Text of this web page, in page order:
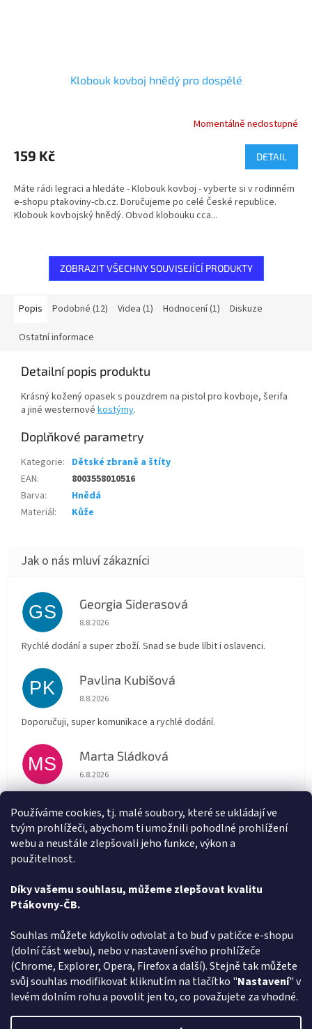
Používáme cookies, tj. malé soubory, které se ukládají ve
tvým prohlížeči, abychom ti umožnili pohodlné prohlížení
webu a neustále zlepšovali jeho funkce, výkon a
použitelnost.
Díky vašemu souhlasu, můžeme zlepšovat kvalitu
Ptákovny-ČB.
Souhlas můžete kdykoliv odvolat a to buď v patičce e-shopu
(dolní část webu), nebo v nastavení svého prohlížeče
(Chrome, Explorer, Opera, Firefox a další). Stejně tak můžete
svůj souhlas modifikovat kliknutím na tlačítko "Nastavení" v
levém dolním rohu a povolit jen to, co považujete za vhodné.
Klobouk kovboj hnědý pro dospělé
produktu
je
z
5
hvězdiček.
Momentálně nedostupné
159 Kč DETAIL
Máte rádi legraci a hledáte - Klobouk kovboj - vyberte si v rodinném
e-shopu ptakoviny-cb.cz. Doručujeme po celé České republice.
Klobouk kovbojský hnědý. Obvod klobouku cca...
ZOBRAZIT VŠECHNY SOUVISEJÍCÍ PRODUKTY
Popis Podobné (12) Videa (1) Hodnocení (1) Diskuze
Ostatní informace
Detailní popis produktu
Krásný kožený opasek s pouzdrem na pistol pro kovboje, šerifa
a jiné westernové kostýmy.
Doplňkové parametry
Kategorie: Dětské zbraně a štíty
EAN:
8003558010516
Barva:
Hnědá
Materiál: Kůže
GS Georgia Siderasová
Hodnocení obchodu je 5 z 5 hvězdiček.
8.8.2026
Rychlé dodání a super zboží. Snad se bude líbit i oslavenci.
PK Pavlina Kubišová
Hodnocení obchodu je 5 z 5 hvězdiček.
8.8.2026
Doporučuji, super komunikace a rychlé dodání.
MS Marta Sládková
Hodnocení obchodu je 5 z 5 hvězdiček.
6.8.2026
AT Alena Trchova
Hodnocení obchodu je 5 z 5 hvězdiček.
5.8.2026
Způsob ověřování recenzí